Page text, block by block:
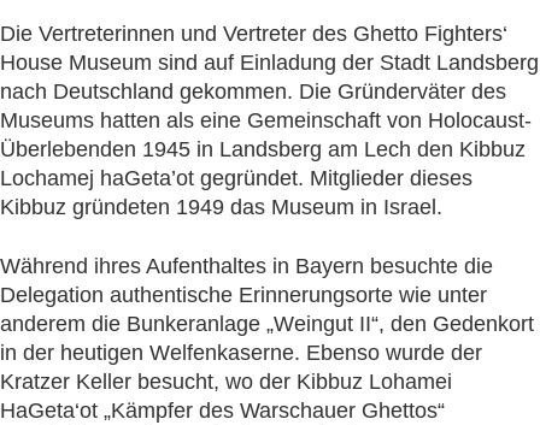
Die Vertreterinnen und Vertreter des Ghetto Fighters‘
House Museum sind auf Einladung der Stadt Landsberg
nach Deutschland gekommen. Die Gründerväter des
Museums hatten als eine Gemeinschaft von Holocaust-
Überlebenden 1945 in Landsberg am Lech den Kibbuz
Lochamej haGeta’ot gegründet. Mitglieder dieses
Kibbuz gründeten 1949 das Museum in Israel.
Während ihres Aufenthaltes in Bayern besuchte die
Delegation authentische Erinnerungsorte wie unter
anderem die Bunkeranlage „Weingut II“, den Gedenkort
in der heutigen Welfenkaserne. Ebenso wurde der
Kratzer Keller besucht, wo der Kibbuz Lohamei
HaGeta‘ot „Kämpfer des Warschauer Ghettos“